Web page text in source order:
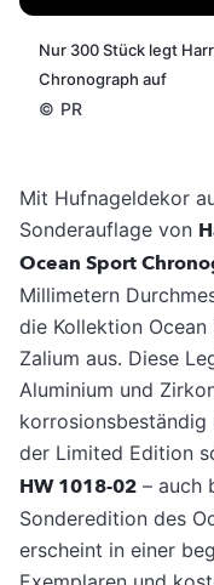
Nur 300 Stück legt
Chronograph auf
© PR
Mit Hufnageldekor
Sonderauflage von
Ocean Sport
Millimetern
die Kollektion
Zalium aus. Diese
Aluminium und
korrosionsbeständig
der Limited Edition
HW 1018-02 – auch
Sonderedition des
erscheint in einer